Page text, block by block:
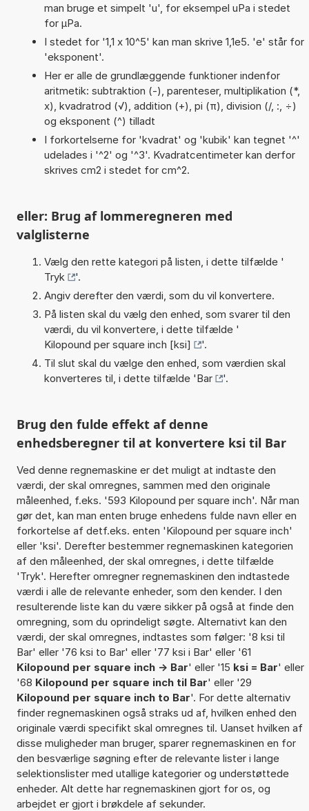
man bruge et simpelt 'u', for eksempel uPa i stedet
for µPa.
I stedet for '1,1 x 10^5' kan man skrive 1,1e5. 'e' står for
'eksponent'.
Her er alle de grundlæggende funktioner indenfor
aritmetik: subtraktion (-), parenteser, multiplikation (*,
x), kvadratrod (√), addition (+), pi (π), division (/, :, ÷)
og eksponent (^) tilladt
I forkortelserne for 'kvadrat' og 'kubik' kan tegnet '^'
udelades i '^2' og '^3'. Kvadratcentimeter kan derfor
skrives cm2 i stedet for cm^2.
eller: Brug af lommeregneren med
valglisterne
Vælg den rette kategori på listen, i dette tilfælde '
Tryk
'.
Angiv derefter den værdi, som du vil konvertere.
På listen skal du vælg den enhed, som svarer til den
værdi, du vil konvertere, i dette tilfælde '
Kilopound per square inch [ksi]
'.
Til slut skal du vælge den enhed, som værdien skal
konverteres til, i dette tilfælde 'Bar '.
Brug den fulde effekt af denne
enhedsberegner til at konvertere ksi til Bar
Ved denne regnemaskine er det muligt at indtaste den
værdi, der skal omregnes, sammen med den originale
måleenhed, f.eks. '593 Kilopound per square inch'. Når man
gør det, kan man enten bruge enhedens fulde navn eller en
forkortelse af detf.eks. enten 'Kilopound per square inch'
eller 'ksi'. Derefter bestemmer regnemaskinen kategorien
af den måleenhed, der skal omregnes, i dette tilfælde
'Tryk'. Herefter omregner regnemaskinen den indtastede
værdi i alle de relevante enheder, som den kender. I den
resulterende liste kan du være sikker på også at finde den
omregning, som du oprindeligt søgte. Alternativt kan den
værdi, der skal omregnes, indtastes som følger: '8 ksi til
Bar' eller '76 ksi to Bar' eller '77 ksi i Bar' eller '61
Kilopound per square inch -> Bar' eller '15 ksi = Bar' eller
'68 Kilopound per square inch til Bar' eller '29
Kilopound per square inch to Bar'. For dette alternativ
finder regnemaskinen også straks ud af, hvilken enhed den
originale værdi specifikt skal omregnes til. Uanset hvilken af
disse muligheder man bruger, sparer regnemaskinen en for
den besværlige søgning efter de relevante lister i lange
selektionslister med utallige kategorier og understøttede
enheder. Alt dette har regnemaskinen gjort for os, og
arbejdet er gjort i brøkdele af sekunder.